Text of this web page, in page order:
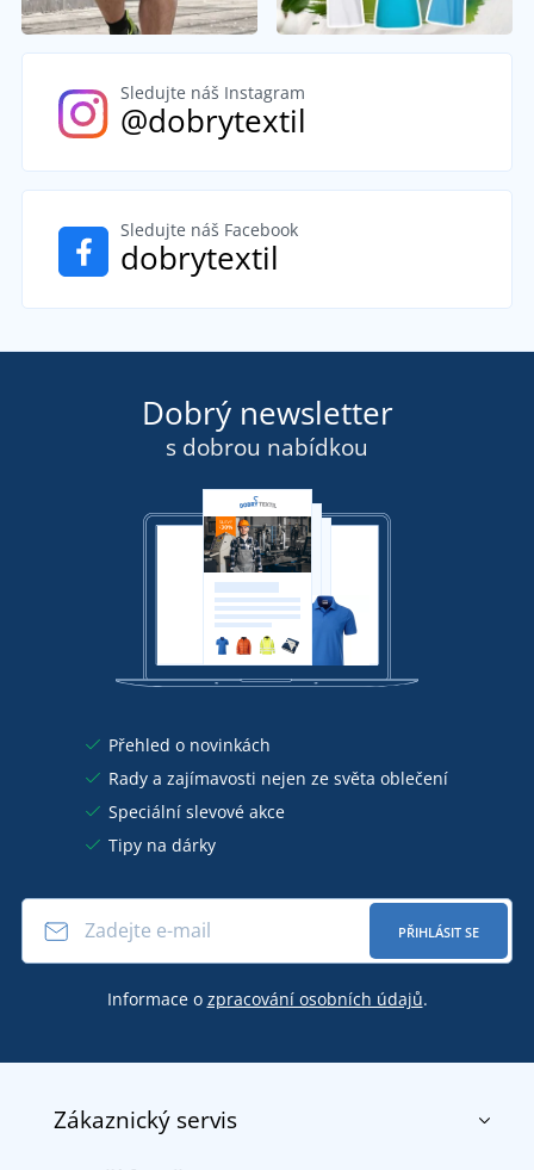
Sledujte náš Instagram
@dobrytextil
Sledujte náš Facebook
dobrytextil
Dobrý newsletter
s dobrou nabídkou
Přehled o novinkách
Rady a zajímavosti nejen ze světa oblečení
Speciální slevové akce
Tipy na dárky
PŘIHLÁSIT SE
Informace o zpracování osobních údajů.
Zákaznický servis